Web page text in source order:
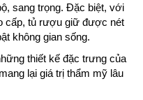
sang trọng. Đặc biệt, với
cấp, tủ rượu giữ được nét
không gian sống.
thiết kế đặc trưng của
lại giá trị thẩm mỹ lâu